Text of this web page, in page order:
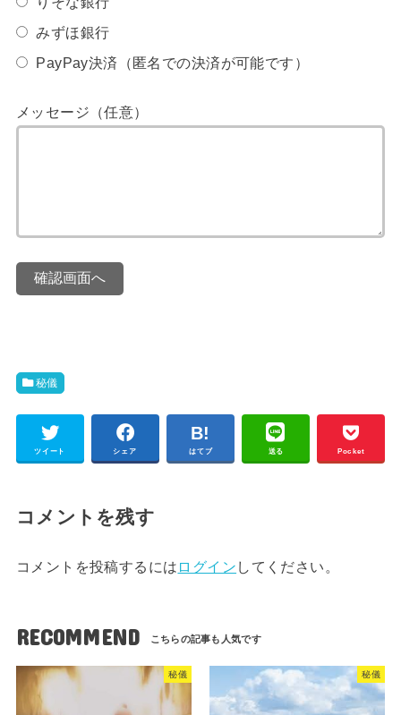
みずほ銀行
PayPay決済（匿名での決済が可能です）
メッセージ（任意）
確認画面へ
秘儀
ツイート シェア はてブ 送る Pocket
コメントを残す
コメントを投稿するには ログイン してください。
RECOMMEND
秘儀 秘儀